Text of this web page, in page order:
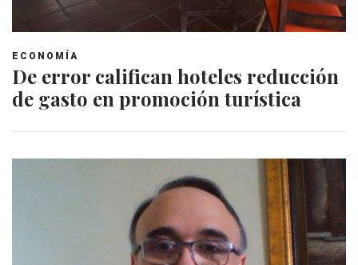
ECONOMÍA
De error califican hoteles reducción
de gasto en promoción turística